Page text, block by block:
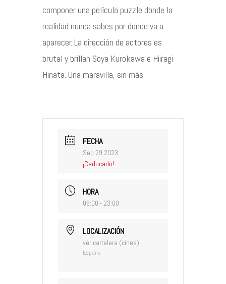
componer una película puzzle donde la
realidad nunca sabes por donde va a
aparecer. La dirección de actores es
brutal y brillan Soya Kurokawa e Hiiragi
Hinata. Una maravilla, sin más.
FECHA
Sep 29 2023
¡Caducado!
HORA
08:00 - 23:00
LOCALIZACIÓN
ver cartelera (cines)
España
©2026 COPYRIGHT FLOTHEMES